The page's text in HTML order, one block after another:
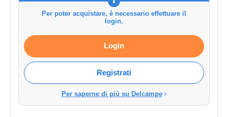
Per poter acquistare, è necessario effettuare il
login.
Login
Registrati
Per saperne di più su Delcampe